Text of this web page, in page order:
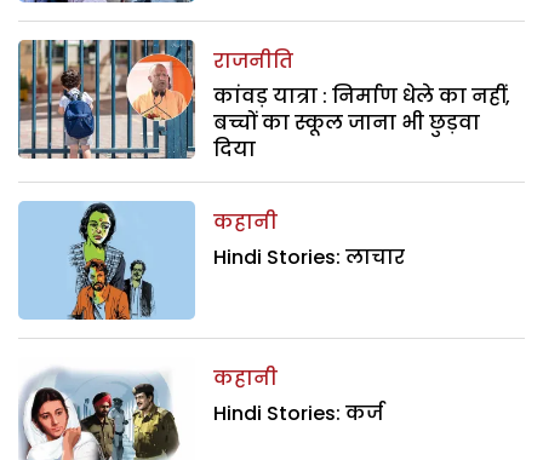
राजनीति
कांवड़ यात्रा : निर्माण धेले का नहीं,
बच्चों का स्कूल जाना भी छुड़वा
दिया
कहानी
Hindi Stories: लाचार
कहानी
Hindi Stories: कर्ज